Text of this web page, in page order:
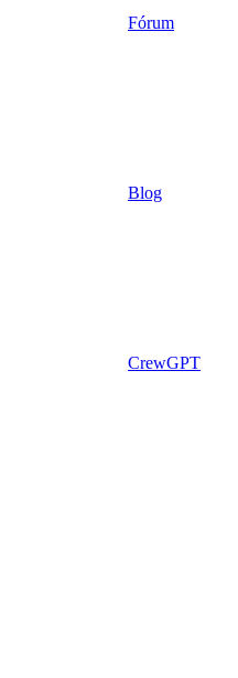
Fórum
Blog
CrewGPT